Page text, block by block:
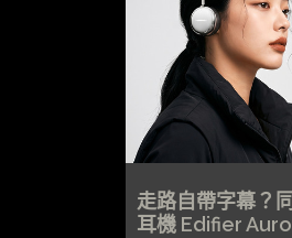
走路自帶字幕？
耳機 Edifier